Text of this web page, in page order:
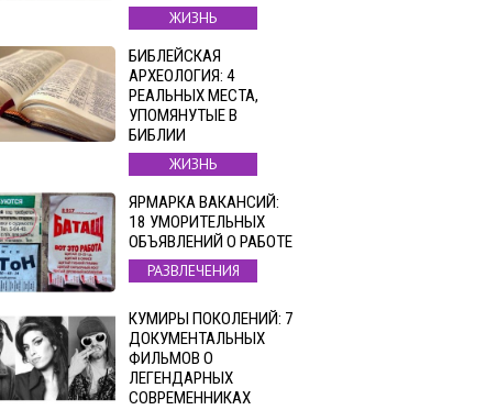
ЖИЗНЬ
БИБЛЕЙСКАЯ
АРХЕОЛОГИЯ: 4
РЕАЛЬНЫХ МЕСТА,
УПОМЯНУТЫЕ В
БИБЛИИ
ЖИЗНЬ
ЯРМАРКА ВАКАНСИЙ:
18 УМОРИТЕЛЬНЫХ
ОБЪЯВЛЕНИЙ О РАБОТЕ
РАЗВЛЕЧЕНИЯ
КУМИРЫ ПОКОЛЕНИЙ: 7
ДОКУМЕНТАЛЬНЫХ
ФИЛЬМОВ О
ЛЕГЕНДАРНЫХ
СОВРЕМЕННИКАХ